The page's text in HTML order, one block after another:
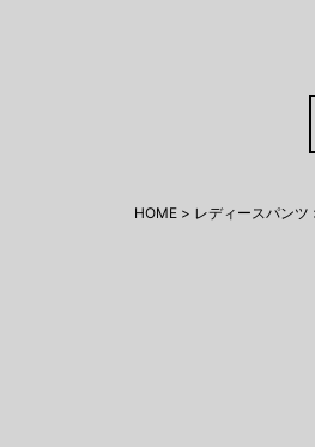
HOME レディースパンツ